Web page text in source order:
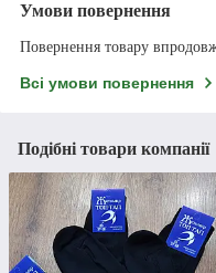
Умови повернення
Повернення товару
Всі умови повернення
Подібні товари компанії